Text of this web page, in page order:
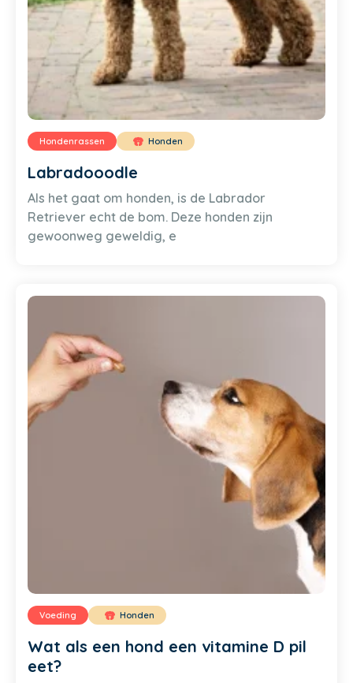
Hondenrassen Honden
Labradooodle
Als het gaat om honden, is de Labrador
Retriever echt de bom. Deze honden zijn
gewoonweg geweldig, e
Voeding Honden
Wat als een hond een vitamine D pil
eet?